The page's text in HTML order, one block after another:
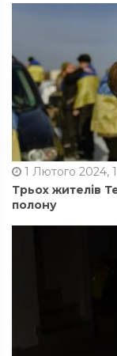
1 Лютого 2024,
Трьох жителів
полону